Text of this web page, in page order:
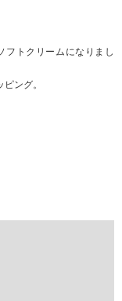
フトクリームになりまし
ング。